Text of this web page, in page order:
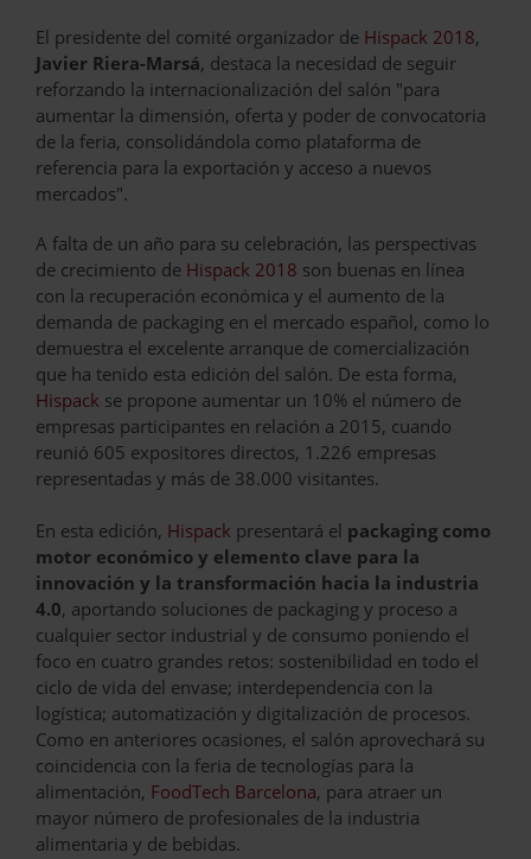
El presidente del comité organizador de Hispack 2018,
Javier Riera-Marsá, destaca la necesidad de seguir
reforzando la internacionalización del salón "para
aumentar la dimensión, oferta y poder de convocatoria
de la feria, consolidándola como plataforma de
referencia para la exportación y acceso a nuevos
mercados".
A falta de un año para su celebración, las perspectivas
de crecimiento de Hispack 2018 son buenas en línea
con la recuperación económica y el aumento de la
demanda de packaging en el mercado español, como lo
demuestra el excelente arranque de comercialización
que ha tenido esta edición del salón. De esta forma,
Hispack se propone aumentar un 10% el número de
empresas participantes en relación a 2015, cuando
reunió 605 expositores directos, 1.226 empresas
representadas y más de 38.000 visitantes.
En esta edición, Hispack presentará el packaging como
motor económico y elemento clave para la
innovación y la transformación hacia la industria
4.0, aportando soluciones de packaging y proceso a
cualquier sector industrial y de consumo poniendo el
foco en cuatro grandes retos: sostenibilidad en todo el
ciclo de vida del envase; interdependencia con la
logística; automatización y digitalización de procesos.
Como en anteriores ocasiones, el salón aprovechará su
coincidencia con la feria de tecnologías para la
alimentación, FoodTech Barcelona, para atraer un
mayor número de profesionales de la industria
alimentaria y de bebidas.